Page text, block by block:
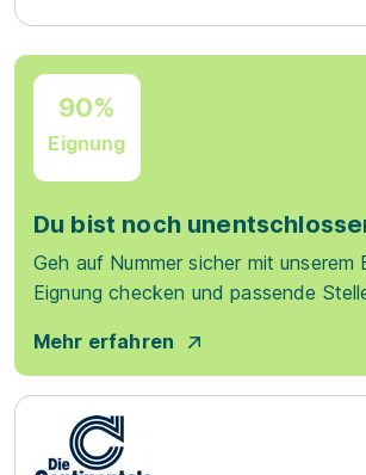
90%
Eignung
Du bist noch
Geh auf Nummer sicher mit unserem
Eignung checken und passende
Mehr erfahren